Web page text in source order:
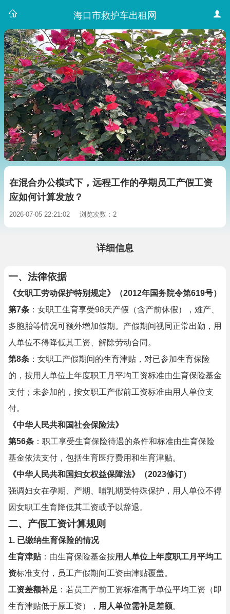
海口市救护车出租网
在混合办公模式下，远程工作的孕期员工产假工资
应如何计算发放？
2026-07-05 22:21:02 浏览次数：2
详细信息
一、法律依据
《女职工劳动保护特别规定》（2012年国务院令第619号）
第7条 ：女职工生育享受98天产假（含产前休假），难产、
多胞胎等情况可额外增加假期。产假期间视同正常出勤，用
人单位不得降低其工资、解除劳动合同。
第8条 ：女职工产假期间的生育津贴，对已参加生育保险
的，按用人单位上年度职工月平均工资标准由生育保险基金
支付；未参加的，按女职工产假前工资标准由用人单位支
付。
《中华人民共和国社会保险法》
第56条 ：职工享受生育保险待遇的条件和标准由生育保险
基金依法支付，包括生育医疗费用和生育津贴。
《中华人民共和国妇女权益保障法》（2023修订）
强调妇女在孕期、产期、哺乳期受特殊保护，用人单位不得
因女职工生育降低其工资或予以辞退。
二、产假工资计算规则
1. 已缴纳生育保险的情况
生育津贴：由生育保险基金按用人单位上年度职工月平均工
资标准支付，员工产假期间工资由津贴覆盖。
工资差额补足 ：若员工产前工资标准高于单位平均工资（即
生育津贴低于原工资）， 用人单位需补足差额。